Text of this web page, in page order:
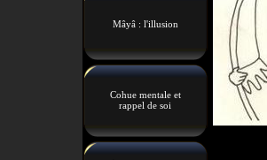
Mâyâ : l'illusion
Cohue mentale et
rappel de soi